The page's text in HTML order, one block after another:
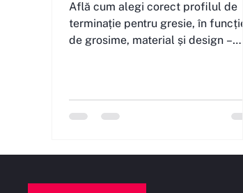
Află cum alegi corect profilul de
terminație pentru gresie, în funcție
de grosime, material și design –